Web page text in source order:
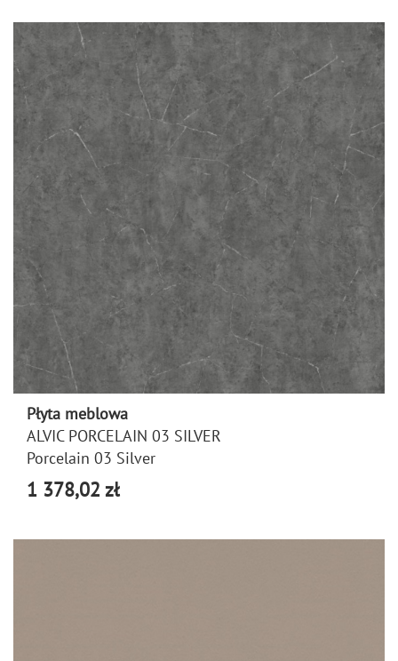
Płyta meblowa
ALVIC PORCELAIN 03 SILVER
Porcelain 03 Silver
1 378,02 zł